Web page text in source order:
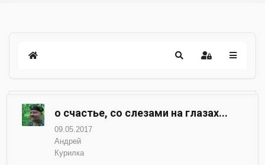
о счастье, со слезами на глазах...
09.05.2017
Андрей
Курилка